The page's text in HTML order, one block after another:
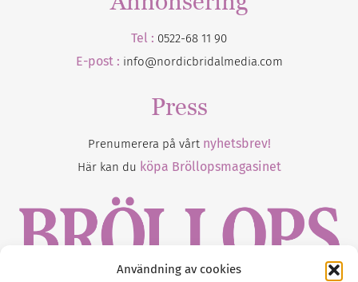
Användning av cookies
Tel : 0522-68 11 90
E-post : info@nordicbridalmedia.com
Press
Prenumerera på vårt nyhetsbrev!
Här kan du köpa Bröllopsmagasinet